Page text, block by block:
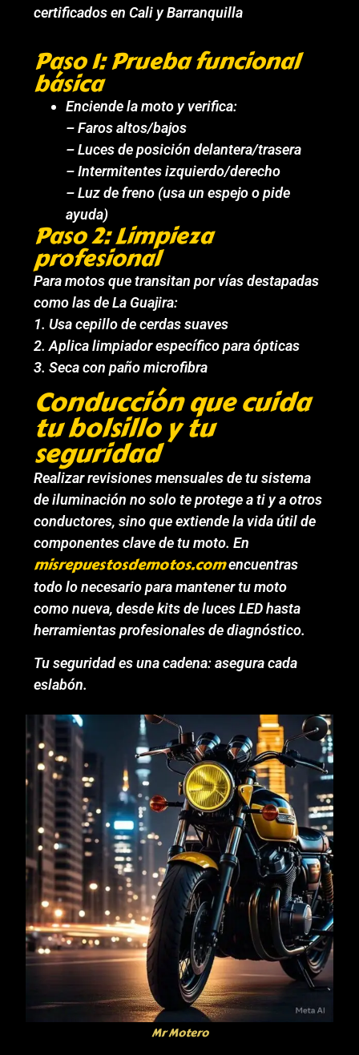
certificados en Cali y Barranquilla
Paso 1: Prueba funcional
básica
Enciende la moto y verifica:
– Faros altos/bajos
– Luces de posición delantera/trasera
– Intermitentes izquierdo/derecho
– Luz de freno (usa un espejo o pide
ayuda)
Paso 2: Limpieza
profesional
Para motos que transitan por vías destapadas
como las de La Guajira:
1. Usa cepillo de cerdas suaves
2. Aplica limpiador específico para ópticas
3. Seca con paño microfibra
Conducción que cuida
tu bolsillo y tu
seguridad
Realizar revisiones mensuales de tu sistema
de iluminación no solo te protege a ti y a otros
conductores, sino que extiende la vida útil de
componentes clave de tu moto. En
misrepuestosdemotos.comencuentras
todo lo necesario para mantener tu moto
como nueva, desde kits de luces LED hasta
herramientas profesionales de diagnóstico.
Tu seguridad es una cadena: asegura cada
eslabón.
Mr Motero